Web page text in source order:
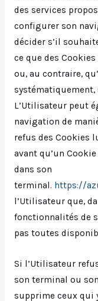
des services
configurer son
décider s’il
ce que des
ou, au contraire,
L’Utilisateur peut
navigation de
refus des Cookies
avant qu’un
dans son
terminal. https://
l’Utilisateur que,
fonctionnalités de
pas toutes
Si l’Utilisateur
son terminal ou
supprime ceux qui